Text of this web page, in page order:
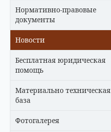
Нормативно-правовые
документы
Новости
Бесплатная юридическая
помощь
Материально техническая
база
Фотогалерея